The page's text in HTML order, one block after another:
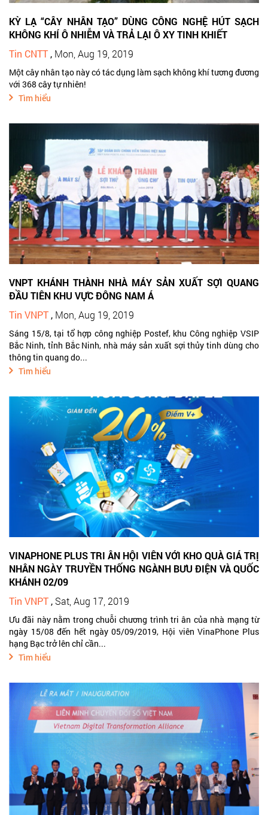
KỲ LẠ “CÂY NHÂN TẠO” DÙNG CÔNG NGHỆ HÚT SẠCH
KHÔNG KHÍ Ô NHIỄM VÀ TRẢ LẠI Ô XY TINH KHIẾT
Tin CNTT , Mon, Aug 19, 2019
Một cây nhân tạo này có tác dụng làm sạch không khí tương đương
với 368 cây tự nhiên!
Tìm hiểu
VNPT KHÁNH THÀNH NHÀ MÁY SẢN XUẤT SỢI QUANG
ĐẦU TIÊN KHU VỰC ĐÔNG NAM Á
Tin VNPT , Mon, Aug 19, 2019
Sáng 15/8, tại tổ hợp công nghiệp Postef, khu Công nghiệp VSIP
Bắc Ninh, tỉnh Bắc Ninh, nhà máy sản xuất sợi thủy tinh dùng cho
thông tin quang do...
Tìm hiểu
VINAPHONE PLUS TRI ÂN HỘI VIÊN VỚI KHO QUÀ GIÁ TRỊ
NHÂN NGÀY TRUYỀN THỐNG NGÀNH BƯU ĐIỆN VÀ QUỐC
KHÁNH 02/09
Tin VNPT,Sat, Aug 17, 2019
Ưu đãi này nằm trong chuỗi chương trình tri ân của nhà mạng từ
ngày 15/08 đến hết ngày 05/09/2019, Hội viên VinaPhone Plus
hạng Bạc trở lên chỉ cần...
Tìm hiểu